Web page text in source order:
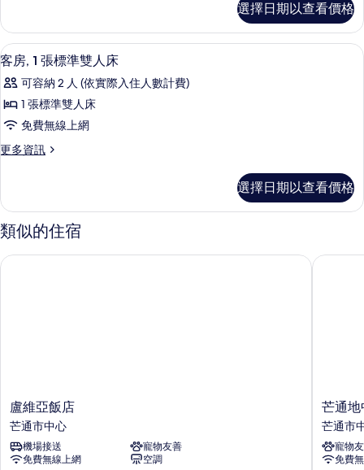
張
標
準
雙
人
床
的
相
片
客
房,
2
標
準
人
床
的
選擇日期以查看價格
顯
示
客
房,
張
準
雙
人
床
客房, 1 張標準雙人床 | 書桌、隔音、
3
客房, 1 張標準雙人床
可容納 2 人 (依實際入住人數計費)
1 張標準雙人床
免費無線上網
更多資訊
更
1
張
標
雙
選擇日期以查看價格
類似的住宿
盧
維
亞
飯
店
盧維亞飯店
芒通市中心
機場接送
寵物友善
免費無線上網
空調
盧維亞飯店
芒
通
地
中
海
芒通地
芒通市
寵物
免費
芒通地